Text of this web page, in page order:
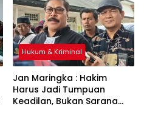
Hukum & Kriminal
Jan Maringka : Hakim
Harus Jadi Tumpuan
Keadilan, Bukan Sarana